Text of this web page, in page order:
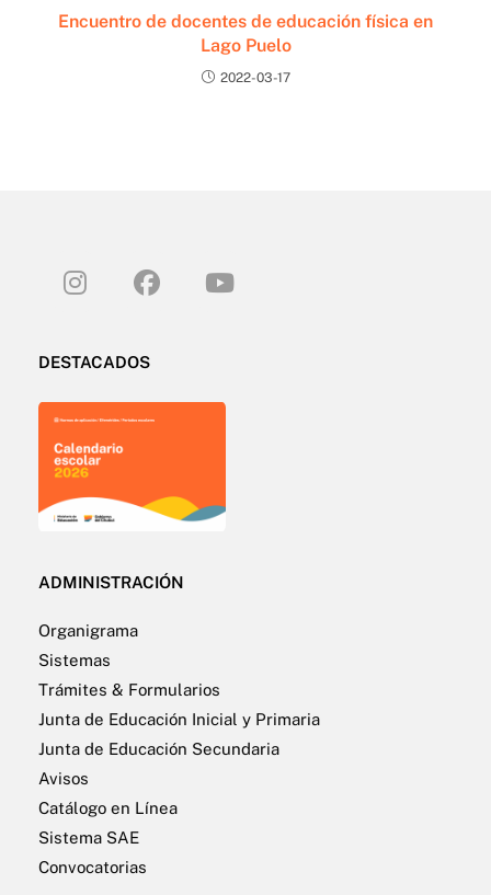
Encuentro de docentes de educación física en
Lago Puelo
2022-03-17
DESTACADOS
ADMINISTRACIÓN
Organigrama
Sistemas
Trámites & Formularios
Junta de Educación Inicial y Primaria
Junta de Educación Secundaria
Avisos
Catálogo en Línea
Sistema SAE
Convocatorias